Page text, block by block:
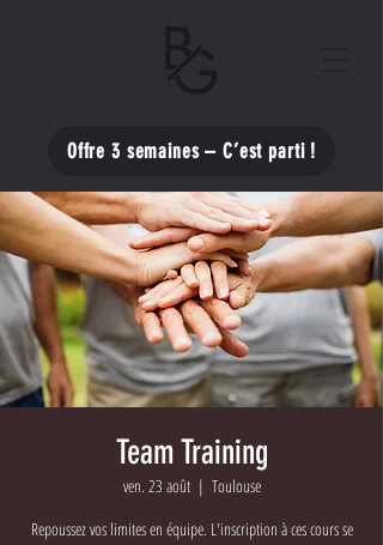
Offre 3 semaines – C’est parti !
Team Training
ven. 23 août
  |
Toulouse
Repoussez vos limites en équipe. L'inscription à ces cours se